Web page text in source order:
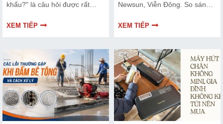
khẩu?" là câu hỏi được rất
nghiệp gia công và người mới
vào giá bán hoặc xuất xứ, bạn
rất dễ đưa ra quyết định chưa
thực sự phù hợp.
XEM TIẾP
Newsun, Viễn Đông. So sánh
thương hiệu giúp bạn dễ dàng
XEM TIẾP